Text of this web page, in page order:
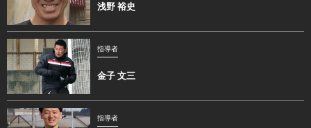
浅野 裕史
指導者
金子 文三
指導者